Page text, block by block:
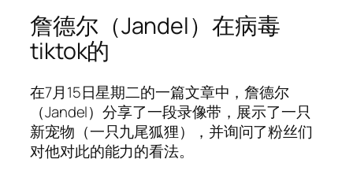
詹德尔（Jandel）在病毒
tiktok的
在7月15日星期二的一篇文章中，詹德尔
（Jandel）分享了一段录像带，展示了一只
新宠物（一只九尾狐狸），并询问了粉丝们
对他对此的能力的看法。